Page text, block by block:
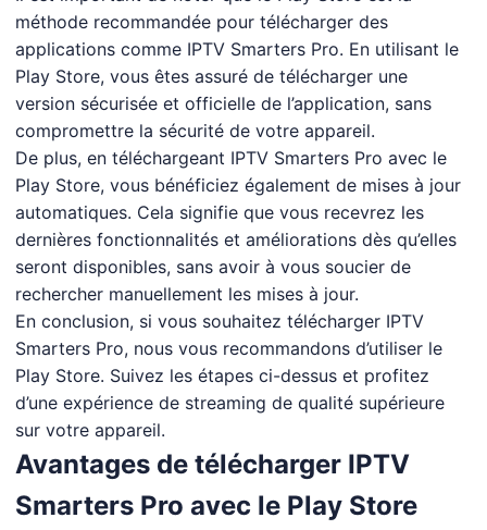
méthode recommandée pour télécharger des
applications comme IPTV Smarters Pro. En utilisant le
Play Store, vous êtes assuré de télécharger une
version sécurisée et officielle de l’application, sans
compromettre la sécurité de votre appareil.
De plus, en téléchargeant IPTV Smarters Pro avec le
Play Store, vous bénéficiez également de mises à jour
automatiques. Cela signifie que vous recevrez les
dernières fonctionnalités et améliorations dès qu’elles
seront disponibles, sans avoir à vous soucier de
rechercher manuellement les mises à jour.
En conclusion, si vous souhaitez télécharger IPTV
Smarters Pro, nous vous recommandons d’utiliser le
Play Store. Suivez les étapes ci-dessus et profitez
d’une expérience de streaming de qualité supérieure
sur votre appareil.
Avantages de télécharger IPTV
Smarters Pro avec le Play Store